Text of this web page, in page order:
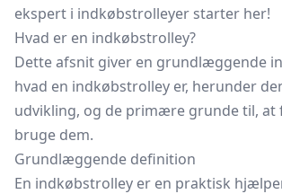
ekspert i indkøbstrolleyer starter her!
Hvad er en indkøbstrolley?
Dette afsnit giver en grundlæggende
hvad en indkøbstrolley er, herunder
udvikling, og de primære grunde til,
bruge dem.
Grundlæggende definition
En indkøbstrolley er en praktisk